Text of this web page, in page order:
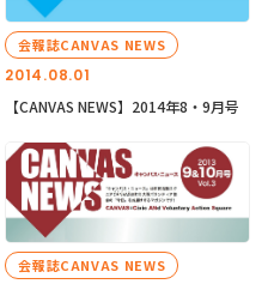
2014.08.01
会報誌CANVAS NEWS
【CANVAS NEWS】2014年8・9月号
会報誌CANVAS NEWS